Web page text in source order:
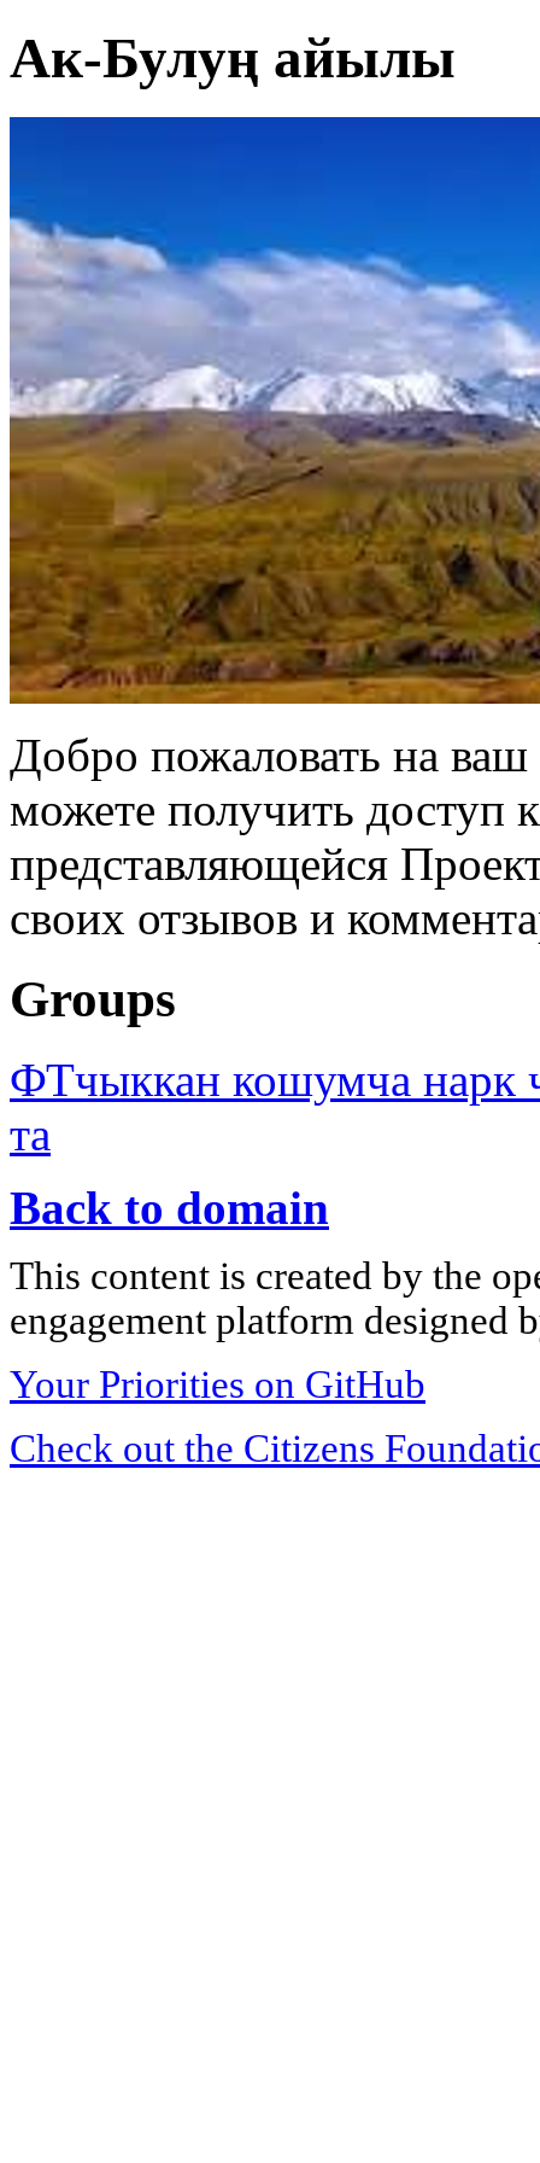
Ак-Булуң айылы
Добро пожаловать на
можете получить доступ
представляющейся
своих отзывов и
Groups
ФТчыккан кошумча нарк
та
Back to domain
This content is created by the
engagement platform designed
Your Priorities on GitHub
Check out the Citizens